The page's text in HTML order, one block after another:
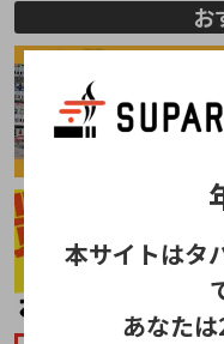
お
本サイトはタ
あなた